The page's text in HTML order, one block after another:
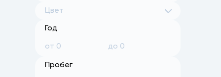
Цвет
Год
Пробег